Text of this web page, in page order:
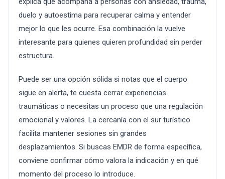
duelo y autoestima para recuperar calma y entender
mejor lo que les ocurre. Esa combinación la vuelve
interesante para quienes quieren profundidad sin perder
estructura.
Puede ser una opción sólida si notas que el cuerpo
sigue en alerta, te cuesta cerrar experiencias
traumáticas o necesitas un proceso que una regulación
emocional y valores. La cercanía con el sur turístico
facilita mantener sesiones sin grandes
desplazamientos. Si buscas EMDR de forma específica,
conviene confirmar cómo valora la indicación y en qué
momento del proceso lo introduce.